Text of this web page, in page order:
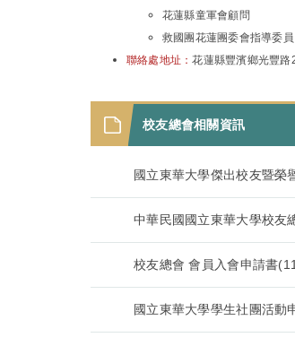
花蓮縣童軍會顧問
救國團花蓮團委會指導委員
聯絡處地址：花蓮縣豐濱鄉光豐路
校友總會相關資訊
國立東華大學傑出校友暨榮
中華民國國立東華大學校友
校友總會 會員入會申請書
國立東華大學學生社團活動